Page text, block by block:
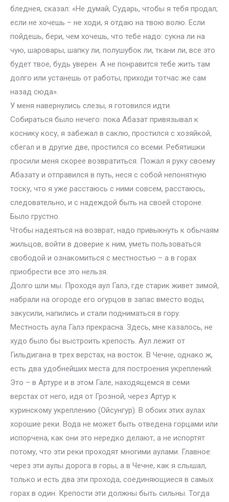
бледнея, сказал: «Не думай, Сударь, чтобы я тебя продал;
если не хочешь – не ходи, я отдаю на твою волю. Если
пойдешь, бери, чем хочешь, что тебе надо: сукна ли на
чую, шаровары, шапку ли, полушубок ли, ткани ли, все это
будет твое, будь уверен. А не понравится тебе жить там
долго или устанешь от работы, приходи тотчас же сам
назад сюда».
У меня навернулись слезы, я готовился идти.
Собираться было нечего: пока Абазат привязывал к
коснику косу, я забежал в саклю, простился с хозяйкой,
сбегал и в другие две, простился со всеми. Ребятишки
просили меня скорее возвратиться. Пожал я руку своему
Абазату и отправился в путь, неся с собой непонятную
тоску, что я уже расстаюсь с ними совсем, расстаюсь,
следовательно, и с надеждой быть на своей стороне.
Было грустно.
Чтобы надеяться на возврат, надо привыкнуть к обычаям
жильцов, войти в доверие к ним, уметь пользоваться
свободой и ознакомиться с местностью – а в горах
приобрести все это нельзя.
Долго шли мы. Проходя аул Галэ, где старик живет зимой,
набрали на огороде его огурцов в запас вместо воды,
закусили, напились и стали подниматься в гору.
Местность аула Галэ прекрасна. Здесь, мне казалось, не
худо было бы выстроить крепость. Аул лежит от
Гильдигана в трех верстах, на восток. В Чечне, однако ж,
есть два удобнейших места для построения укреплений.
Это – в Артуре и в этом Гале, находящемся в семи
верстах от него, идя от Грозной, через Артур к
куринскому укреплению (Ойсунгур). В обоих этих аулах
хорошие реки. Вода не может быть отведена горцами или
испорчена, как они это нередко делают, а не испортят
потому, что эти реки проходят многими аулами. Главное:
через эти аулы дорога в горы, а в Чечне, как я слышал,
только и есть два эти прохода, соединяющиеся в самых
горах в один. Крепости эти должны быть сильны. Тогда